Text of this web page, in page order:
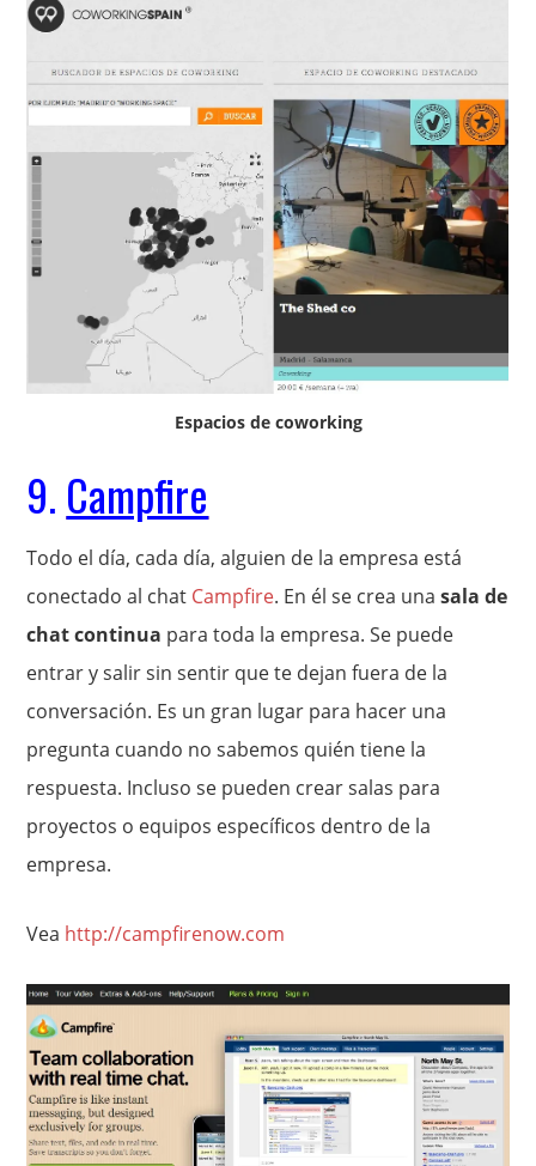
Espacios de coworking
9. Campfire
Todo el día, cada día, alguien de la empresa está
conectado al chat Campfire. En él se crea una sala de
chat continua para toda la empresa. Se puede
entrar y salir sin sentir que te dejan fuera de la
conversación. Es un gran lugar para hacer una
pregunta cuando no sabemos quién tiene la
respuesta. Incluso se pueden crear salas para
proyectos o equipos específicos dentro de la
empresa.
Vea http://campfirenow.com